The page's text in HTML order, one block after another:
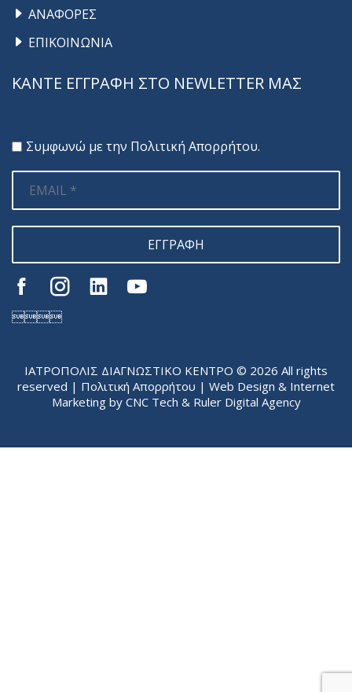
ΑΝΑΦΟΡΕΣ
ΕΠΙΚΟΙΝΩΝΙΑ
ΚΑΝΤΕ ΕΓΓΡΑΦΗ ΣΤΟ NEWLETTER ΜΑΣ
Συμφωνώ με την Πολιτική Απορρήτου.
ΕΓΓΡΑΦΗ

ΙΑΤΡΟΠΟΛΙΣ ΔΙΑΓΝΩΣΤΙΚΟ ΚΕΝΤΡΟ © 2026 All rights
reserved | Πολιτική Απορρήτου | Web Design & Internet
Marketing by CNC Tech & Ruler Digital Agency